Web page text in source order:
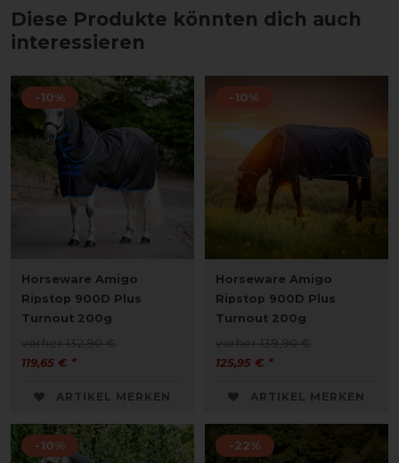
Diese Produkte könnten dich auch
interessieren
-10%
Horseware Amigo
Ripstop 900D Plus
Turnout 200g
vorher 132,90 €
119,65 € *
ARTIKEL MERKEN
-10%
Horseware Amigo
Ripstop 900D Plus
Turnout 200g
vorher 139,90 €
125,95 € *
ARTIKEL MERKEN
-10% -22%